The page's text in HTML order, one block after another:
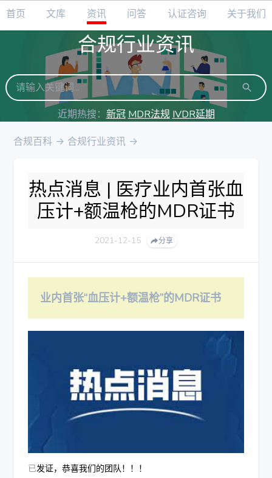
首页 文库 资讯 问答 认证咨询 关于我们
合规行业资讯
近期热搜： 新冠 MDR法规 IVDR延期
合规百科 -> 合规行业资讯 ->
热点消息 | 医疗业内首张血
压计+额温枪的MDR证书
2021-12-15 分享
业内首张“血压计+额温枪”的MDR证书
已发证，恭喜我们的团队！！！